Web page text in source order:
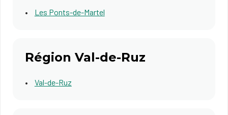
Les Ponts-de-Martel
Région Val-de-Ruz
Val-de-Ruz